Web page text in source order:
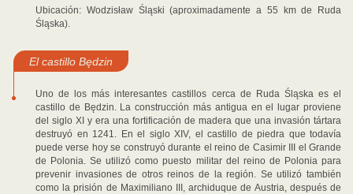
Ubicación: Wodzisław Śląski (aproximadamente a 55 km de Ruda
Śląska).
El castillo Będzin
Uno de los más interesantes castillos cerca de Ruda Śląska es el
castillo de Będzin. La construcción más antigua en el lugar proviene
del siglo XI y era una fortificación de madera que una invasión tártara
destruyó en 1241. En el siglo XIV, el castillo de piedra que todavía
puede verse hoy se construyó durante el reino de Casimir III el Grande
de Polonia. Se utilizó como puesto militar del reino de Polonia para
prevenir invasiones de otros reinos de la región. Se utilizó también
como la prisión de Maximiliano III, archiduque de Austria, después de